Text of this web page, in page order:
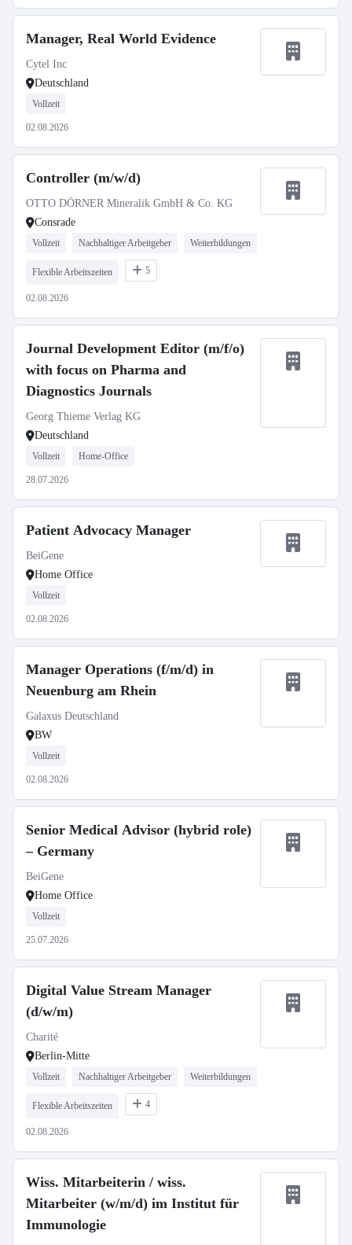
Manager, Real World Evidence
Cytel Inc
Deutschland
Vollzeit
02.08.2026
Controller (m/w/d)
OTTO DÖRNER Mineralik GmbH & Co. KG
Consrade
Vollzeit Nachhaltiger Arbeitgeber Weiterbildungen
Flexible Arbeitszeiten 5
02.08.2026
Journal Development Editor (m/f/o)
with focus on Pharma and
Diagnostics Journals
Georg Thieme Verlag KG
Deutschland
Vollzeit Home-Office
28.07.2026
Patient Advocacy Manager
BeiGene
Home Office
Vollzeit
02.08.2026
Manager Operations (f/m/d) in
Neuenburg am Rhein
Galaxus Deutschland
BW
Vollzeit
02.08.2026
Senior Medical Advisor (hybrid role)
– Germany
BeiGene
Home Office
Vollzeit
25.07.2026
Digital Value Stream Manager
(d/w/m)
Charité
Berlin-Mitte
Vollzeit Nachhaltiger Arbeitgeber Weiterbildungen
Flexible Arbeitszeiten 4
02.08.2026
Wiss. Mitarbeiterin / wiss.
Mitarbeiter (w/m/d) im Institut für
Immunologie